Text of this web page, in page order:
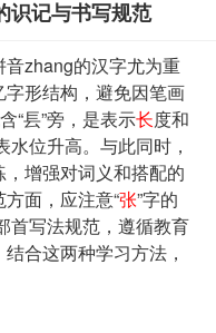
识记与书写规范
zhang的汉字尤为重
形结构，避免因笔画
“镸”旁，是表示长度和
水位升高。与此同时，
增强对词义和搭配的
面，应注意“张”字的
首写法规范，遵循教育
合这两种学习方法，